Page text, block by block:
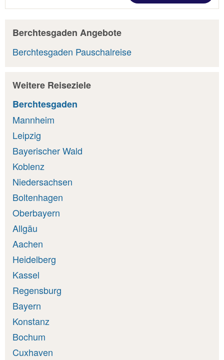
Berchtesgaden Angebote
Berchtesgaden Pauschalreise
Weitere Reiseziele
Berchtesgaden
Mannheim
Leipzig
Bayerischer Wald
Koblenz
Niedersachsen
Boltenhagen
Oberbayern
Allgäu
Aachen
Heidelberg
Kassel
Regensburg
Bayern
Konstanz
Bochum
Cuxhaven